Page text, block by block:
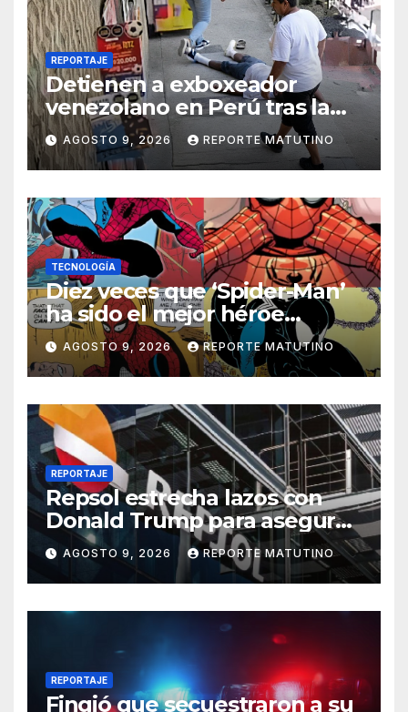
REPORTAJE
Detienen a exboxeador
venezolano en Perú tras la
muerte de mototaxista
durante una riña
AGOSTO 9, 2026 REPORTE MATUTINO
TECNOLOGÍA
Diez veces que ‘Spider-Man’
ha sido el mejor héroe
del cómic
AGOSTO 9, 2026 REPORTE MATUTINO
REPORTAJE
Repsol estrecha lazos con
Donald Trump para asegurar
negocios en Venezuela
AGOSTO 9, 2026 REPORTE MATUTINO
REPORTAJE
Fingió que secuestraron a su